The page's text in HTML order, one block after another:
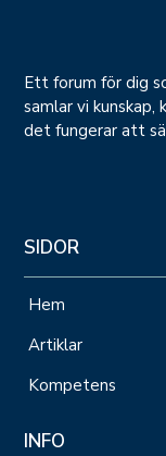
Ett forum för dig
samlar vi
det fungerar att
SIDOR
Hem
Artiklar
Kompetens
INFO